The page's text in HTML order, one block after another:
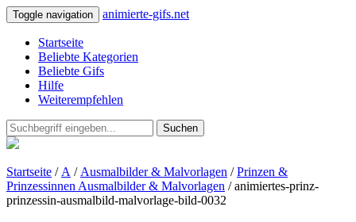
Toggle navigation animierte-gifs.net
Startseite
Beliebte Kategorien
Beliebte Gifs
Hilfe
Weiterempfehlen
Suchen
Startseite / A / Ausmalbilder & Malvorlagen /Prinzen &
Prinzessinnen Ausmalbilder & Malvorlagen / animiertes-prinz-
prinzessin-ausmalbild-malvorlage-bild-0032